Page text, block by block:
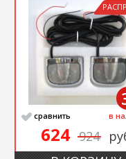
сравнить в
624 924